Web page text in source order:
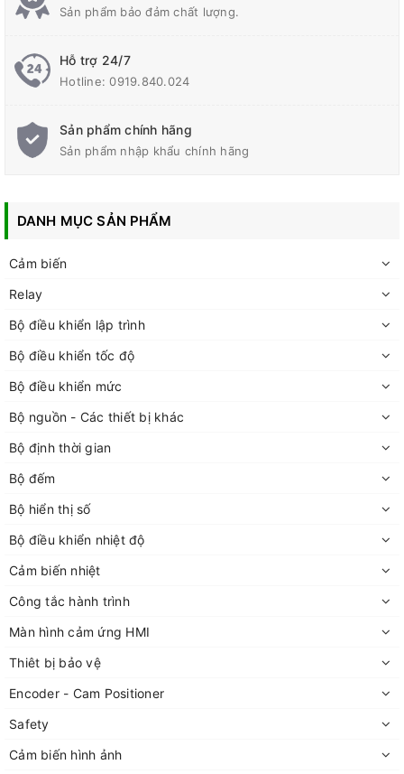
Sản phẩm bảo đảm chất lượng.
Hỗ trợ 24/7
Hotline:0919.840.024
Sản phẩm chính hãng
Sản phẩm nhập khẩu chính hãng
DANH MỤC SẢN PHẨM
Cảm biến
Relay
Bộ điều khiển lập trình
Bộ điều khiển tốc độ
Bộ điều khiển mức
Bộ nguồn - Các thiết bị khác
Bộ định thời gian
Bộ đếm
Bộ hiển thị số
Bộ điều khiển nhiệt độ
Cảm biến nhiệt
Công tắc hành trình
Màn hình cảm ứng HMI
Thiêt bị bảo vệ
Encoder - Cam Positioner
Safety
Cảm biến hình ảnh